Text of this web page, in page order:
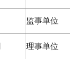
监事单位
理事单位